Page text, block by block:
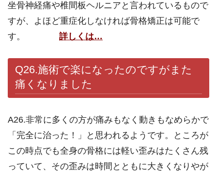
坐骨神経痛や椎間板ヘルニアと言われているもので
すが、よほど重症化しなければ骨格矯正は可能で
す。
詳しくは…
Q26.施術で楽になったのですがまた
痛くなりました
A26.非常に多くの方が痛みもなく動きもなめらかで
「完全に治った！」と思われるようです。ところが
この時点でも全身の骨格には軽い歪みはたくさん残
っていて、その歪みは時間とともに大きくなりやが